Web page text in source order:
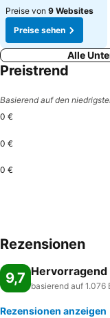
Preise von 9 Websites
Preise sehen
Alle
Preistrend
Basierend auf den
0 €
0 €
0 €
Rezensionen
9,7 Hervorragend
basierend auf 1.076
Rezensionen anzeigen